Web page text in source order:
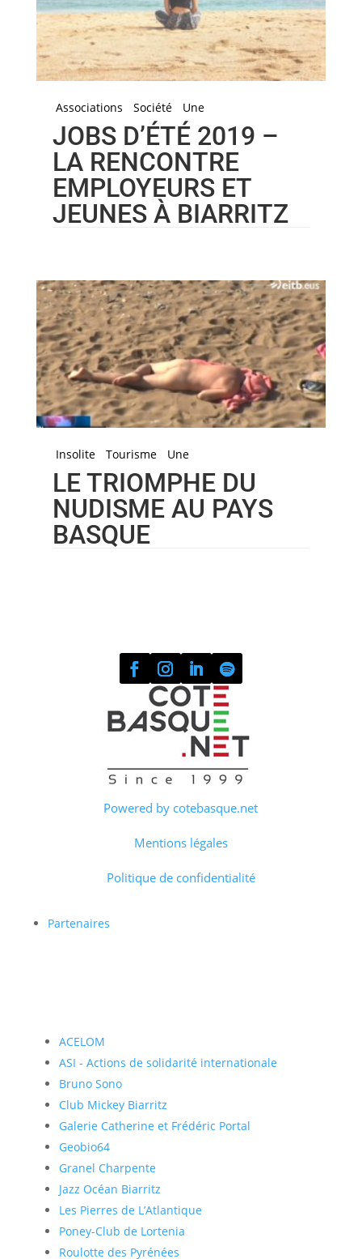
Associations Société Une
JOBS D’ÉTÉ 2019 –
LA RENCONTRE
EMPLOYEURS ET
JEUNES À BIARRITZ
Insolite Tourisme Une
LE TRIOMPHE DU
NUDISME AU PAYS
BASQUE
Powered by cotebasque.net
Mentions légales
Politique de confidentialité
Partenaires
ACELOM
ASI - Actions de solidarité internationale
Bruno Sono
Club Mickey Biarritz
Galerie Catherine et Frédéric Portal
Geobio64
Granel Charpente
Jazz Océan Biarritz
Les Pierres de L’Atlantique
Poney-Club de Lortenia
Roulotte des Pyrénées